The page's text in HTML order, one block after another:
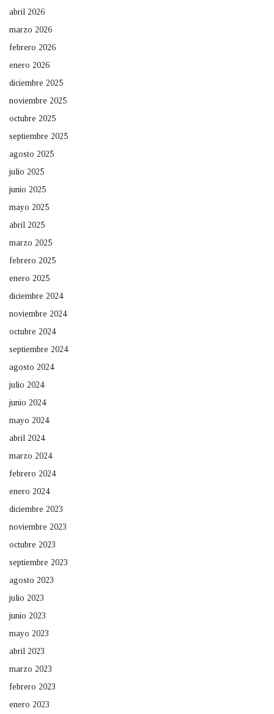
abril 2026
marzo 2026
febrero 2026
enero 2026
diciembre 2025
noviembre 2025
octubre 2025
septiembre 2025
agosto 2025
julio 2025
junio 2025
mayo 2025
abril 2025
marzo 2025
febrero 2025
enero 2025
diciembre 2024
noviembre 2024
octubre 2024
septiembre 2024
agosto 2024
julio 2024
junio 2024
mayo 2024
abril 2024
marzo 2024
febrero 2024
enero 2024
diciembre 2023
noviembre 2023
octubre 2023
septiembre 2023
agosto 2023
julio 2023
junio 2023
mayo 2023
abril 2023
marzo 2023
febrero 2023
enero 2023